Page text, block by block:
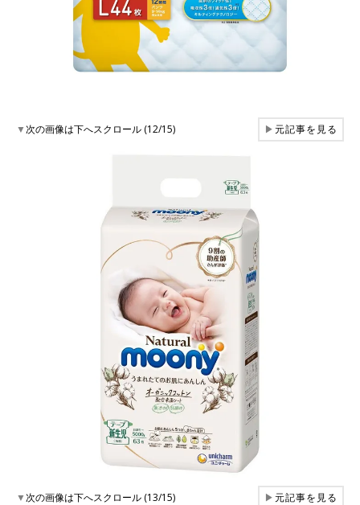
▼次の画像は下へスクロール (12/15) ▶元記事を見る
▼次の画像は下へスクロール (13/15) ▶元記事を見る